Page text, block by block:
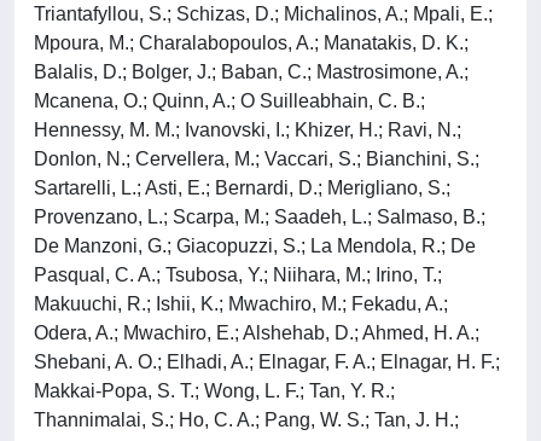
Triantafyllou, S.; Schizas, D.; Michalinos, A.; Mpali, E.;
Mpoura, M.; Charalabopoulos, A.; Manatakis, D. K.;
Balalis, D.; Bolger, J.; Baban, C.; Mastrosimone, A.;
Mcanena, O.; Quinn, A.; O Suilleabhain, C. B.;
Hennessy, M. M.; Ivanovski, I.; Khizer, H.; Ravi, N.;
Donlon, N.; Cervellera, M.; Vaccari, S.; Bianchini, S.;
Sartarelli, L.; Asti, E.; Bernardi, D.; Merigliano, S.;
Provenzano, L.; Scarpa, M.; Saadeh, L.; Salmaso, B.;
De Manzoni, G.; Giacopuzzi, S.; La Mendola, R.; De
Pasqual, C. A.; Tsubosa, Y.; Niihara, M.; Irino, T.;
Makuuchi, R.; Ishii, K.; Mwachiro, M.; Fekadu, A.;
Odera, A.; Mwachiro, E.; Alshehab, D.; Ahmed, H. A.;
Shebani, A. O.; Elhadi, A.; Elnagar, F. A.; Elnagar, H. F.;
Makkai-Popa, S. T.; Wong, L. F.; Tan, Y. R.;
Thannimalai, S.; Ho, C. A.; Pang, W. S.; Tan, J. H.;